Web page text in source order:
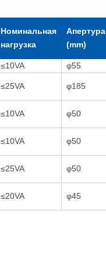
Номинальная
нагрузка
Апертура
(mm)
≤10VA φ55
≤25VA φ185
≤10VA φ50
≤10VA φ50
≤25VA φ50
≤20VA φ45